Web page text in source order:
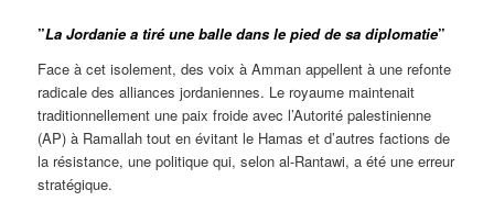
”La Jordanie a tiré une balle dans le pied de sa diplomatie”
Face à cet isolement, des voix à Amman appellent à une refonte
radicale des alliances jordaniennes. Le royaume maintenait
traditionnellement une paix froide avec l’Autorité palestinienne
(AP) à Ramallah tout en évitant le Hamas et d’autres factions de
la résistance, une politique qui, selon al-Rantawi, a été une erreur
stratégique.